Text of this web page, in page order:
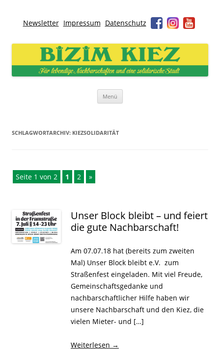
Newsletter Impressum Datenschutz
Bizim Kiez – Unser Kiez
Für lebendige Nachbarschaften und eine solidarische Stadt
Menü
SCHLAGWORTARCHIV: KIEZSOLIDARITÄT
Seite 1 von 2 1 2 »
Unser Block bleibt – und feiert
die gute Nachbarschaft!
Am 07.07.18 hat (bereits zum zweiten
Mal) Unser Block bleibt e.V. zum
Straßenfest eingeladen. Mit viel Freude,
Gemeinschaftsgedanke und
nachbarschaftlicher Hilfe haben wir
unsere Nachbarschaft und den Kiez, die
vielen Mieter- und […]
Weiterlesen →